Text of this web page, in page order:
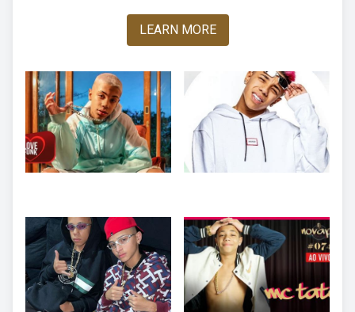
LEARN MORE